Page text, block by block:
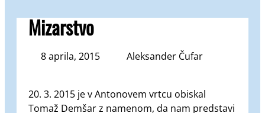
Mizarstvo
8 aprila, 2015 Aleksander Čufar
20. 3. 2015 je v Antonovem vrtcu obiskal
Tomaž Demšar z namenom, da nam predstavi